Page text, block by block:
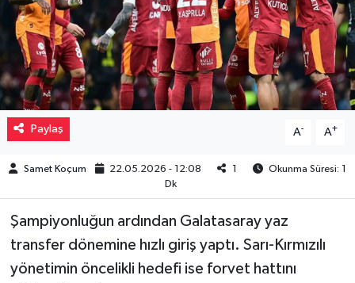
Paylaş A- A+
Samet Koçum 22.05.2026 - 12:08 1
Okunma Süresi: 1
Dk
Şampiyonluğun ardından Galatasaray yaz
transfer dönemine hızlı giriş yaptı. Sarı-Kırmızılı
yönetimin öncelikli hedefi ise forvet hattını
Piyasa
Resmi İlanlar
Sağlık
Teknoloji